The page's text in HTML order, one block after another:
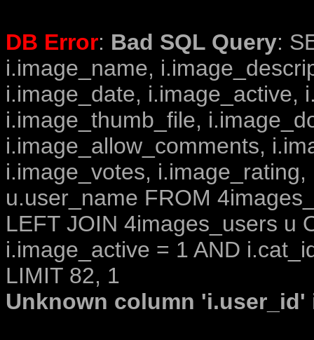
DB Error: Bad SQL Query:
i.image_name,
i.image_date, i.image_active,
i.image_thumb_file,
i.image_allow_comments,
i.image_votes,
u.user_name FROM
LEFT JOIN 4images_users u
i.image_active = 1 AND
LIMIT 82, 1
Unknown column